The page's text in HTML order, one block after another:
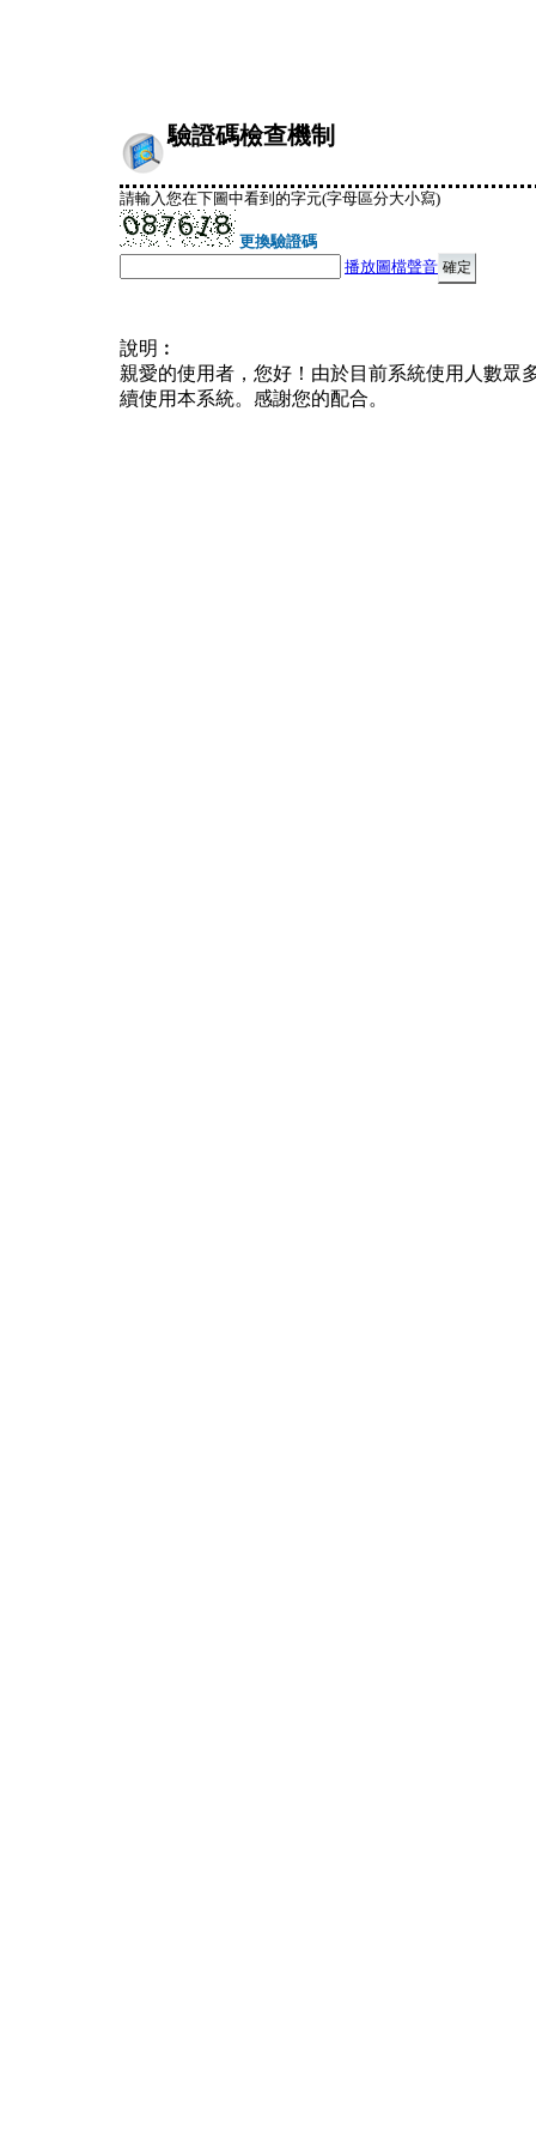
驗證碼檢查機制
請輸入您在下圖中看到的字元(字母區分大小寫)
更換驗證碼
播放圖檔聲音
說明︰
親愛的使用者，您好！由於目前系統使用人數眾
續使用本系統。感謝您的配合。